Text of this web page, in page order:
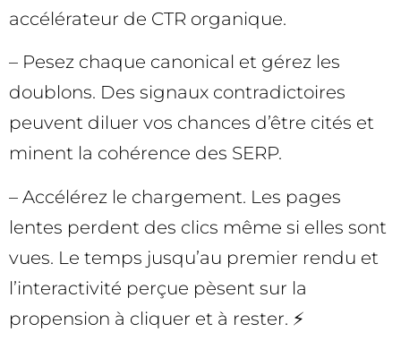
accélérateur de CTR organique.
– Pesez chaque canonical et gérez les
doublons. Des signaux contradictoires
peuvent diluer vos chances d’être cités et
minent la cohérence des SERP.
– Accélérez le chargement. Les pages
lentes perdent des clics même si elles sont
vues. Le temps jusqu’au premier rendu et
l’interactivité perçue pèsent sur la
propension à cliquer et à rester. ⚡